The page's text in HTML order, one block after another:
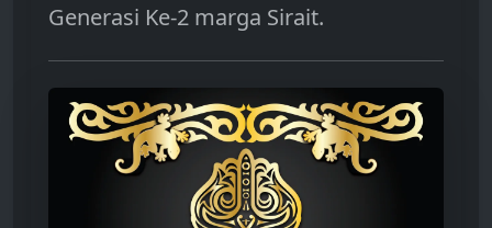
Generasi Ke-2 marga Sirait.